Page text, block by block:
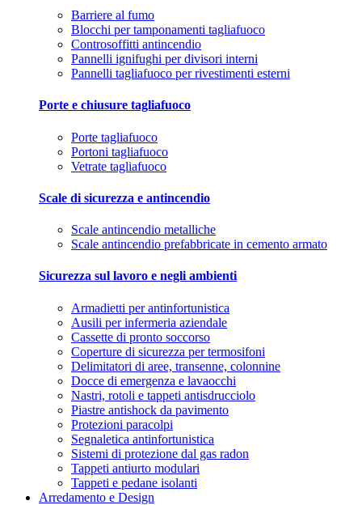
Barriere al fumo
Blocchi per tamponamenti tagliafuoco
Controsoffitti antincendio
Pannelli ignifughi per divisori interni
Pannelli tagliafuoco per rivestimenti esterni
Porte e chiusure tagliafuoco
Porte tagliafuoco
Portoni tagliafuoco
Vetrate tagliafuoco
Scale di sicurezza e antincendio
Scale antincendio metalliche
Scale antincendio prefabbricate in cemento armato
Sicurezza sul lavoro e negli ambienti
Armadietti per antinfortunistica
Ausili per infermeria aziendale
Cassette di pronto soccorso
Coperture di sicurezza per termosifoni
Delimitatori di aree, transenne, colonnine
Docce di emergenza e lavaocchi
Nastri, rotoli e tappeti antisdrucciolo
Piastre antishock da pavimento
Protezioni paracolpi
Segnaletica antinfortunistica
Sistemi di protezione dal gas radon
Tappeti antiurto modulari
Tappeti e pedane isolanti
Arredamento e Design